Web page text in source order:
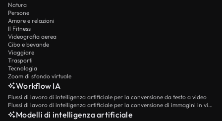
Natura
Persone
Amore e relazioni
Il Fitness
Videografia aerea
Cibo e bevande
Viaggiare
Trasporti
Tecnologia
Zoom di sfondo virtuale
Workflow IA
Flussi di lavoro di intelligenza artificiale per la conversione da testo a video
Flussi di lavoro di intelligenza artificiale per la conversione di immagini in video
Modelli di intelligenza artificiale